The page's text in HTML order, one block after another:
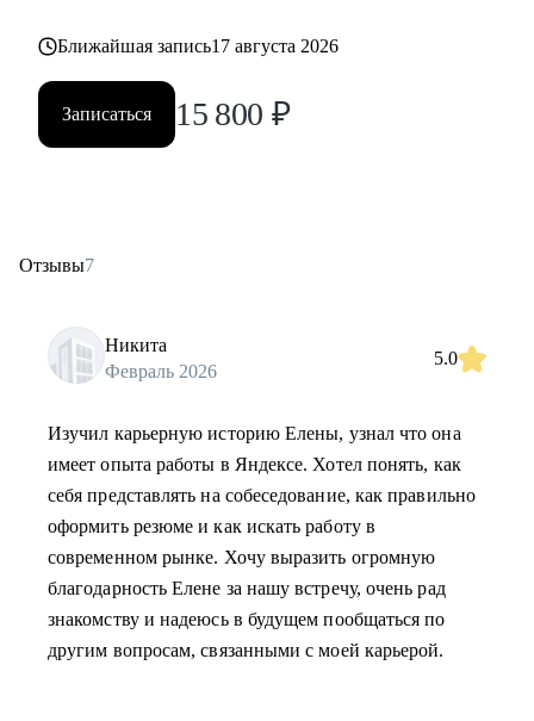
Ближайшая запись17 августа 2026
Записаться 15 800 ₽
Отзывы7
Никита
Февраль 2026
5.0
Изучил карьерную историю Елены, узнал что она
имеет опыта работы в Яндексе. Хотел понять, как
себя представлять на собеседование, как правильно
оформить резюме и как искать работу в
современном рынке. Хочу выразить огромную
благодарность Елене за нашу встречу, очень рад
знакомству и надеюсь в будущем пообщаться по
другим вопросам, связанными с моей карьерой.